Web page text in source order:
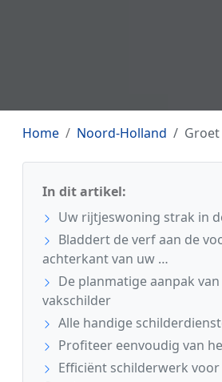
Home Noord-Holland Groet
In dit artikel:
Uw rijtjeswoning strak in
Bladdert de verf aan de
achterkant van uw …
De planmatige aanpak
vakschilder
Alle handige
Profiteer eenvoudig van
Efficiënt schilderwerk